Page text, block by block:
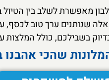
מאפשרת לשלב בין
שנותנים ערך טוב לכסף,
בשבילכם, כולל המלצות